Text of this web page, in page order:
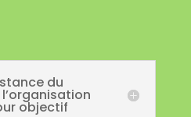
du
objectif